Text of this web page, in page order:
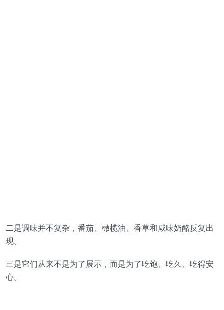
二是调味并不复杂，番茄、橄榄油、香草和咸味奶酪反复出
现。
三是它们从来不是为了展示，而是为了吃饱、吃久、吃得安
心。